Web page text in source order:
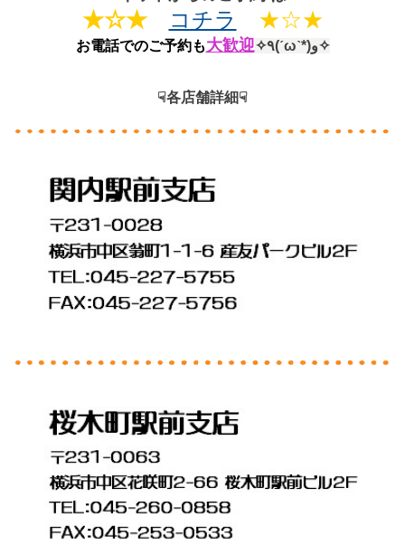
★☆★ コチラ ★☆★
お電話でのご予約も大歓迎 ✧٩(ˊωˋ*)و✧
☟各店舗詳細☟